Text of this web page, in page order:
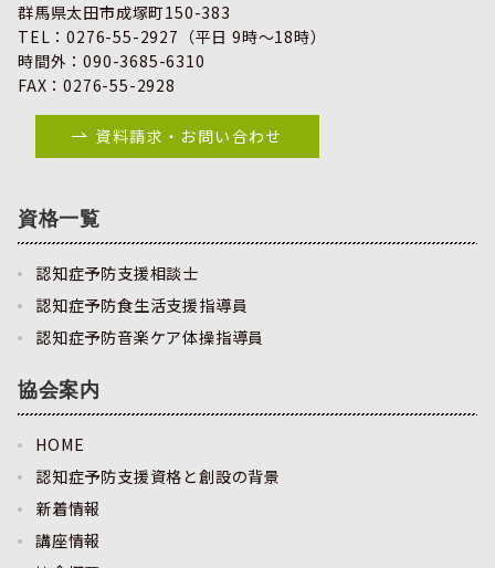
群馬県太田市成塚町150-383
TEL：0276-55-2927 （平日 9時～18時）
時間外：090-3685-6310
FAX：0276-55-2928
資料請求・お問い合わせ
資格一覧
認知症予防支援相談士
認知症予防食生活支援指導員
認知症予防音楽ケア体操指導員
協会案内
HOME
認知症予防支援資格と創設の背景
新着情報
講座情報